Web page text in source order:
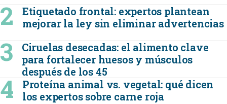
Etiquetado frontal: expertos plantean
mejorar la ley sin eliminar advertencias
Ciruelas desecadas: el alimento clave
para fortalecer huesos y músculos
después de los 45
Proteína animal vs. vegetal: qué dicen
los expertos sobre carne roja